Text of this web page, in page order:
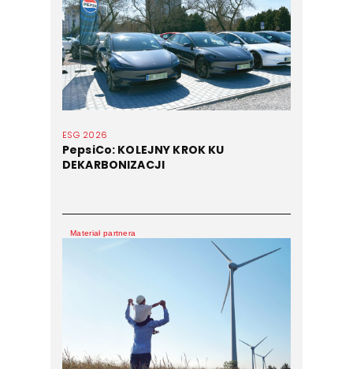
ESG 2026
PepsiCo: KOLEJNY KROK KU
DEKARBONIZACJI
Materiał partnera